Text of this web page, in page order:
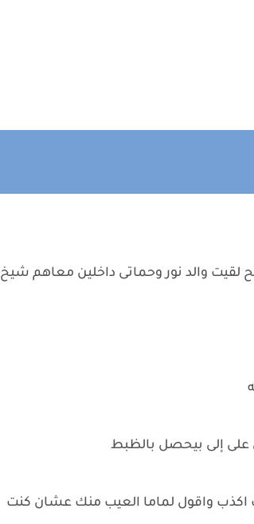
والد نور وحماتى داخلين معاهم شيخ
على إلى بيحصل بالظبط
واقول لماما العيب منك عشان كنت